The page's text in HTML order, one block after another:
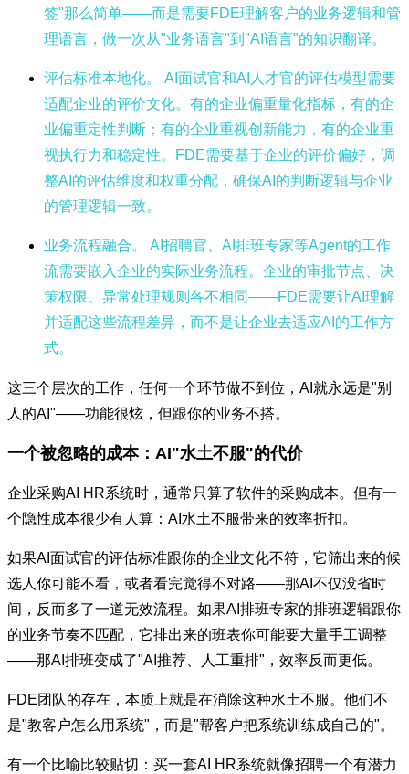
签"那么简单——而是需要FDE理解客户的业务逻辑和管
理语言，做一次从"业务语言"到"AI语言"的知识翻译。
评估标准本地化。
AI面试官和AI人才官的评估模型需要
适配企业的评价文化。有的企业偏重量化指标，有的企
业偏重定性判断；有的企业重视创新能力，有的企业重
视执行力和稳定性。FDE需要基于企业的评价偏好，调
整AI的评估维度和权重分配，确保AI的判断逻辑与企业
的管理逻辑一致。
业务流程融合。
AI招聘官、AI排班专家等Agent的工作
流需要嵌入企业的实际业务流程。企业的审批节点、决
策权限、异常处理规则各不相同——FDE需要让AI理解
并适配这些流程差异，而不是让企业去适应AI的工作方
式。
这三个层次的工作，任何一个环节做不到位，AI就永远是"别
人的AI"——功能很炫，但跟你的业务不搭。
一个被忽略的成本：AI"水土不服"的代价
企业采购AI HR系统时，通常只算了软件的采购成本。但有一
个隐性成本很少有人算：AI水土不服带来的效率折扣。
如果AI面试官的评估标准跟你的企业文化不符，它筛出来的候
选人你可能不看，或者看完觉得不对路——那AI不仅没省时
间，反而多了一道无效流程。如果AI排班专家的排班逻辑跟你
的业务节奏不匹配，它排出来的班表你可能要大量手工调整
——那AI排班变成了"AI推荐、人工重排"，效率反而更低。
FDE团队的存在，本质上就是在消除这种水土不服。他们不
是"教客户怎么用系统"，而是"帮客户把系统训练成自己的"。
有一个比喻比较贴切：买一套AI HR系统就像招聘一个有潜力